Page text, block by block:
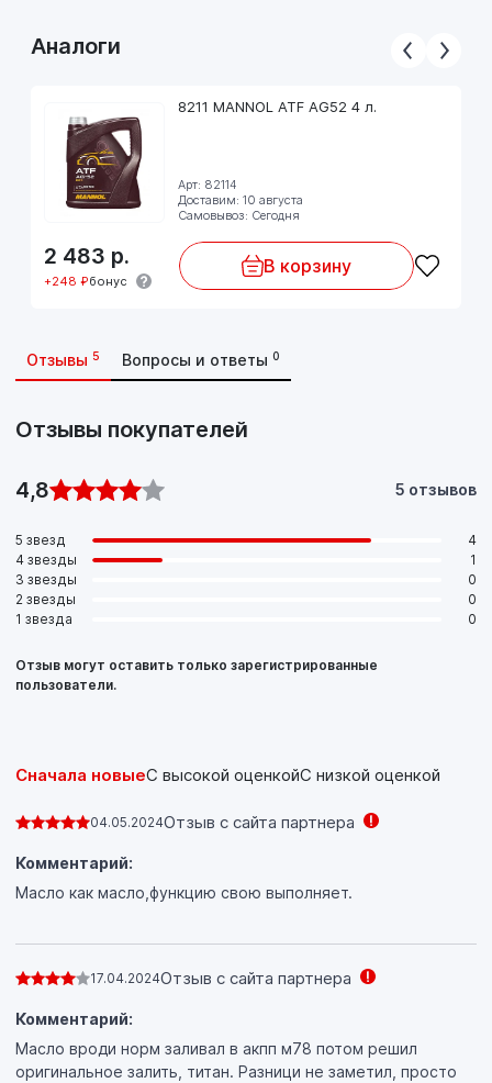
Аналоги
8211 MANNOL ATF AG52 4 л.
Арт: 82114
Доставим: 10 августа
Самовывоз: Сегодня
2 483 р.
+248 ₽бонус
В корзину
Отзывы 5 Вопросы и ответы 0
Отзывы покупателей
4,8 5 отзывов
5 звезд
4
4 звезды
1
3 звезды
0
2 звезды
0
1 звезда
0
Отзыв могут оставить только зарегистрированные
пользователи.
Сначала новыеС высокой оценкойС низкой оценкой
04.05.2024Отзыв с сайта партнера
Комментарий:
Масло как масло,функцию свою выполняет.
17.04.2024Отзыв с сайта партнера
Комментарий:
Масло вроди норм заливал в акпп м78 потом решил
оригинальное залить, титан. Разници не заметил, просто